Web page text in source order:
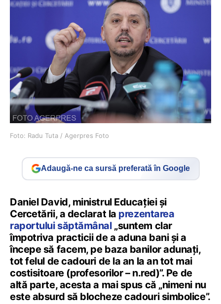
Foto: Radu Tuta / Agerpres Foto
Adaugă-ne ca sursă preferată în Google
Daniel David, ministrul Educației și
Cercetării, a declarat la prezentarea
raportului săptămânal„suntem clar
împotriva practicii de a aduna bani și a
începe să facem, pe baza banilor adunați,
tot felul de cadouri de la an la an tot mai
costisitoare (profesorilor – n.red)”. Pe de
altă parte, acesta a mai spus că „nimeni nu
este absurd să blocheze cadouri simbolice”.